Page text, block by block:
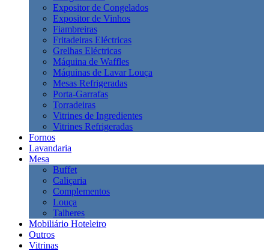
Expositor de Congelados
Expositor de Vinhos
Fiambreiras
Fritadeiras Eléctricas
Grelhas Eléctricas
Máquina de Waffles
Máquinas de Lavar Louça
Mesas Refrigeradas
Porta-Garrafas
Torradeiras
Vitrines de Ingredientes
Vitrines Refrigeradas
Fornos
Lavandaria
Mesa
Buffet
Caliçaria
Complementos
Louça
Talheres
Mobiliário Hoteleiro
Outros
Vitrinas